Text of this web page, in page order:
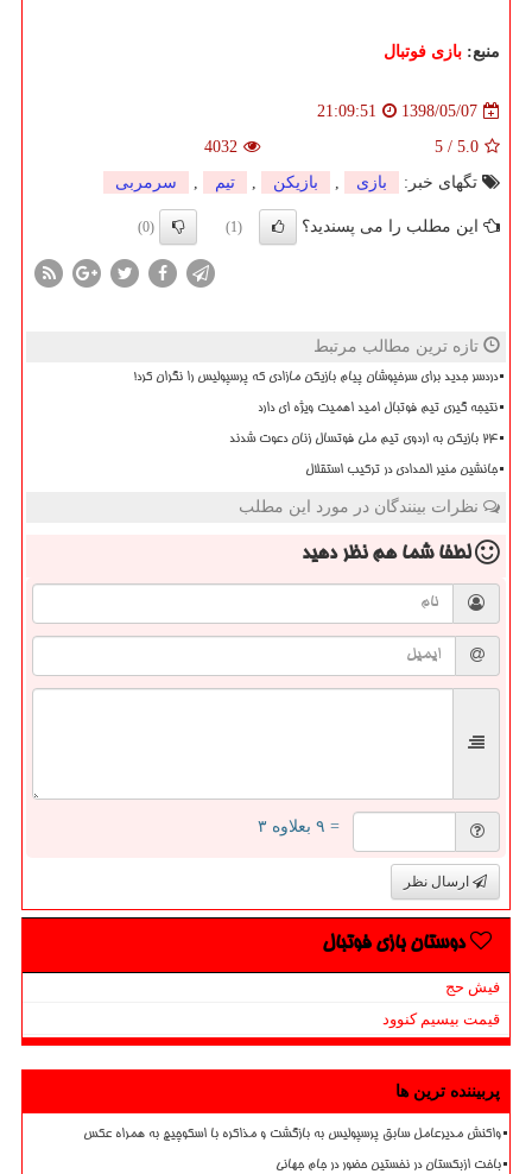
منبع: بازی فوتبال
1398/05/07
21:09:51
5.0
/
5
4032
تگهای خبر:
بازی , بازیكن , تیم , سرمربی
این مطلب را می پسندید؟ (1)
(0)
تازه ترین مطالب مرتبط
دردسر جدید برای سرخپوشان پیام بازیکن مازادی که پرسپولیس را نگران کرد!
نتیجه گیری تیم فوتبال امید اهمیت ویژه ای دارد
۲۴ بازیکن به اردوی تیم ملی فوتسال زنان دعوت شدند
جانشین منیر الحدادی در ترکیب استقلال
نظرات بینندگان در مورد این مطلب
لطفا شما همنظر دهید
= ۹ بعلاوه ۳
ارسال نظر
دوستان بازی فوتبال
فیش حج
قیمت بیسیم کنوود
پربیننده ترین ها
واکنش مدیرعامل سابق پرسپولیس به بازگشت و مذاکره با اسکوچیچ به همراه عکس
باخت ازبکستان در نخستین حضور در جام جهانی